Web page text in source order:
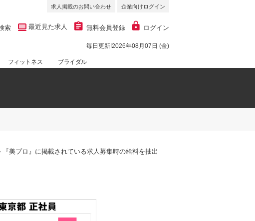
求人掲載のお問い合わせ 企業向けログイン
索 最近見た求人 無料会員登録 ログイン
毎日更新!2026年08月07日 (金)
フィットネス ブライダル
美プロ』に掲載されている求人募集時の給料を抽出